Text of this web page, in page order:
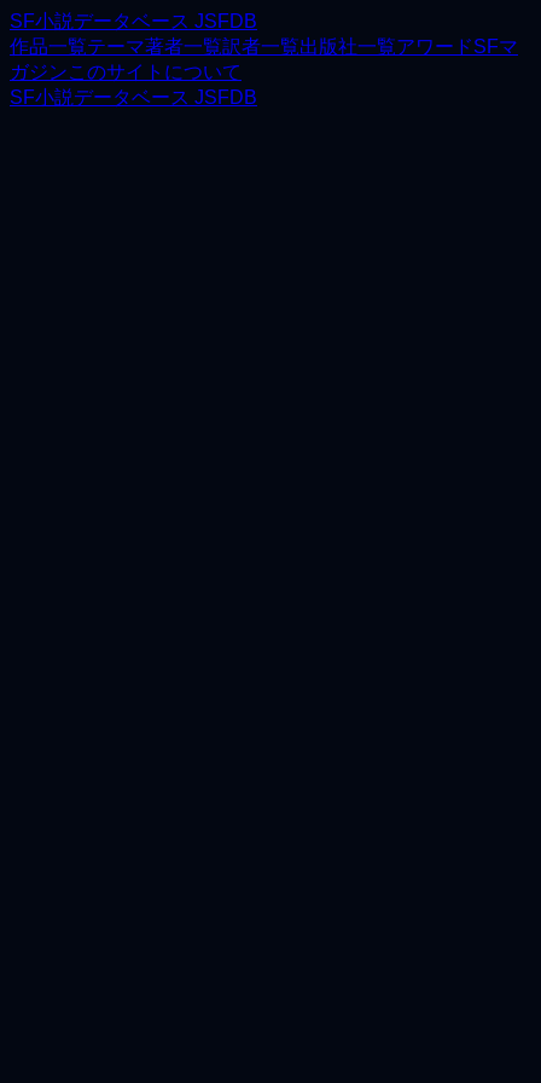
SF小説データベース JSFDB
作品一覧テーマ著者一覧訳者一覧出版社一覧アワードSFマ
ガジンこのサイトについて
SF小説データベース JSFDB